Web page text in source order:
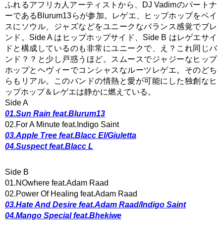
ふれるアフリカ人アーティストから、DJ Vadimのパートナ
ーであるBlurum13らが参加。レゲエ、ヒップホップをベイ
スにソウル、ジャズなどをユニークなバランス感覚でブレ
ンド。Side A はヒップホップサイド、Side B はレゲエサイ
ドと構成しているのも非常にユニークで、え？これ同じバ
ンド？？と少し戸惑うほど。スムースでジャジーなヒップ
ホップとヘヴィーでコンシャスなルーツレゲエ。そのどち
らもリアル。このバンドの情熱と愛が可能にした独創なヒ
ップホップ＆レゲエは静かに燃えている。
Side A
01.Sun Rain feat.Blurum13
02.For A Minute feat.Indigo Saint
03.Apple Tree feat.Blacc El/Giuletta
04.Suspect feat.Blacc L
Side B
01.NOwhere feat.Adam Raad
02.Power Of Healing feat.Adam Raad
03.Hate And Desire feat.Adam Raad/Indigo Saint
04.Mango Special feat.Bhekiwe